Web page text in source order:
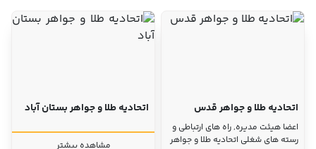
اخبار
خواست
همکاری
اتحادیه طلا و جواهر قدس
اعضا هیئت مدیره, راه های ارتباطی و
رسته های شغلی اتحادیه طلا و جواهر
اتحادیه طلا و جواهر بستان آباد
مشاهده بیشتر